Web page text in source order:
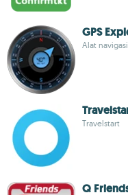
GPS
Alat
Travelstart
Q